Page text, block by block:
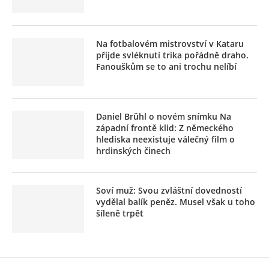
Na fotbalovém mistrovství v Kataru
přijde svléknutí trika pořádně draho.
Fanouškům se to ani trochu nelíbí
Daniel Brühl o novém snímku Na
západní frontě klid: Z německého
hlediska neexistuje válečný film o
hrdinských činech
Soví muž: Svou zvláštní dovedností
vydělal balík peněz. Musel však u toho
šíleně trpět